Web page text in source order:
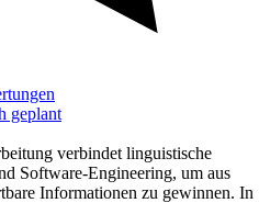
geplant
verbindet linguistische
Software-Engineering, um aus
Informationen zu gewinnen. In